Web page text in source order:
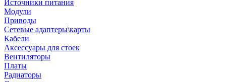
Источники питания
Модули
Приводы
Сетевые адаптеры\карты
Кабели
Аксессуары для стоек
Вентиляторы
Платы
Радиаторы